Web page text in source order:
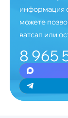
информация
можете
ватсап или
8 965